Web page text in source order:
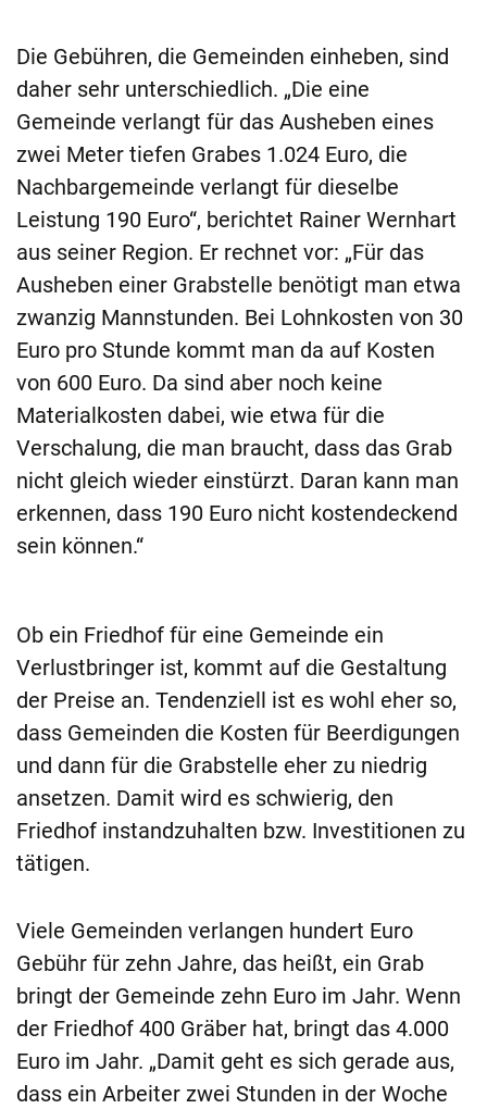
Die Gebühren, die Gemeinden einheben, sind
daher sehr unterschiedlich. „Die eine
Gemeinde verlangt für das Ausheben eines
zwei Meter tiefen Grabes 1.024 Euro, die
Nachbargemeinde verlangt für dieselbe
Leistung 190 Euro“, berichtet Rainer Wernhart
aus seiner Region. Er rechnet vor: „Für das
Ausheben einer Grabstelle benötigt man etwa
zwanzig Mannstunden. Bei Lohnkosten von 30
Euro pro Stunde kommt man da auf Kosten
von 600 Euro. Da sind aber noch keine
Materialkosten dabei, wie etwa für die
Verschalung, die man braucht, dass das Grab
nicht gleich wieder einstürzt. Daran kann man
erkennen, dass 190 Euro nicht kostendeckend
sein können.“
Ob ein Friedhof für eine Gemeinde ein
Verlustbringer ist, kommt auf die Gestaltung
der Preise an. Tendenziell ist es wohl eher so,
dass Gemeinden die Kosten für Beerdigungen
und dann für die Grabstelle eher zu niedrig
ansetzen. Damit wird es schwierig, den
Friedhof instandzuhalten bzw. Investitionen zu
tätigen.
Viele Gemeinden verlangen hundert Euro
Gebühr für zehn Jahre, das heißt, ein Grab
bringt der Gemeinde zehn Euro im Jahr. Wenn
der Friedhof 400 Gräber hat, bringt das 4.000
Euro im Jahr. „Damit geht es sich gerade aus,
dass ein Arbeiter zwei Stunden in der Woche